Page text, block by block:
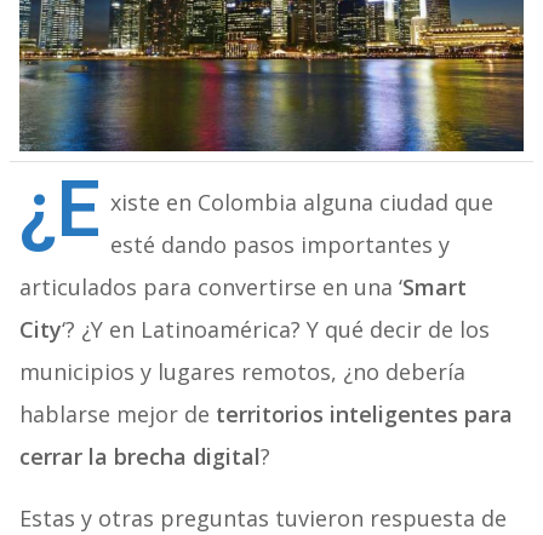
¿E xiste en Colombia alguna ciudad que
esté dando pasos importantes y
articulados para convertirse en una ‘Smart
City‘? ¿Y en Latinoamérica? Y qué decir de los
municipios y lugares remotos, ¿no debería
hablarse mejor de territorios inteligentes para
cerrar la brecha digital?
Estas y otras preguntas tuvieron respuesta de